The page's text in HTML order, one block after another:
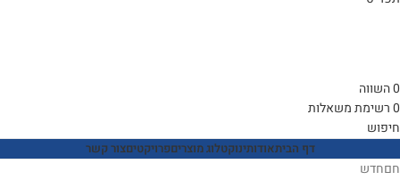
0השווה
0רשימת משאלות
חיפוש
דף הביתאודותינוקטלוג מוצריםפרויקטיםצור קשר
חםחדש